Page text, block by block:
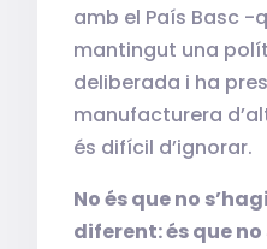
amb el País Basc -
mantingut una
deliberada i ha
manufacturera
és difícil d’ignorar.
No és que no
diferent: és que